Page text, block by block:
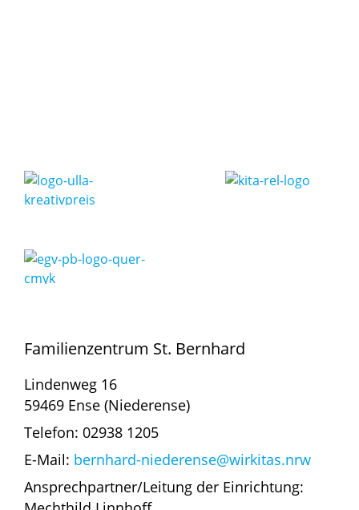
Familienzentrum St. Bernhard
Lindenweg 16
59469 Ense (Niederense)
Telefon: 02938 1205
E-Mail: bernhard-niederense@wirkitas.nrw
Ansprechpartner/Leitung der Einrichtung: